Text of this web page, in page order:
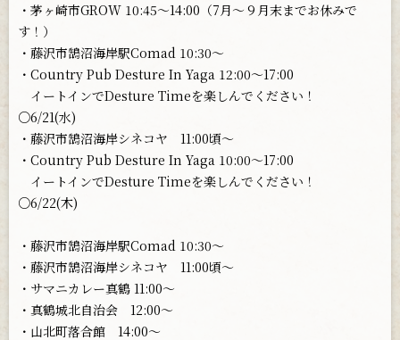
・茅ヶ崎市GROW 10:45〜14:00（7月〜９月末までお休みで
す！）
・藤沢市鵠沼海岸駅Comad 10:30〜
・Country Pub Desture In Yaga 12:00〜17:00
イートインでDesture Timeを楽しんでください！
○6/21(水)
・藤沢市鵠沼海岸シネコヤ 11:00頃〜
・Country Pub Desture In Yaga 10:00〜17:00
イートインでDesture Timeを楽しんでください！
○6/22(木)
・藤沢市鵠沼海岸駅Comad 10:30〜
・藤沢市鵠沼海岸シネコヤ 11:00頃〜
・サマニカレー真鶴 11:00〜
・真鶴城北自治会 12:00〜
・山北町落合館 14:00〜